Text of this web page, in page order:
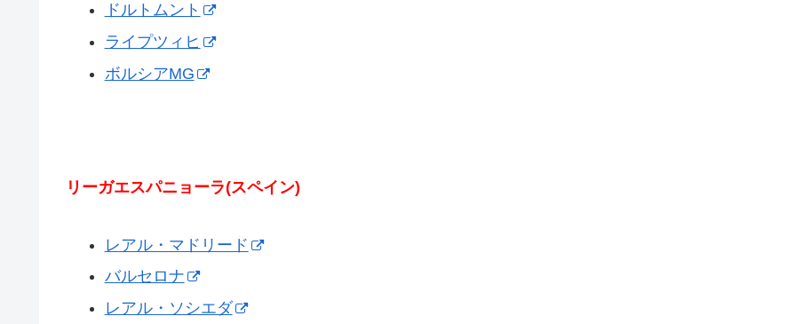
ドルトムント
ライプツィヒ
ボルシアMG
リーガエスパニョーラ(スペイン)
レアル・マドリード
バルセロナ
レアル・ソシエダ